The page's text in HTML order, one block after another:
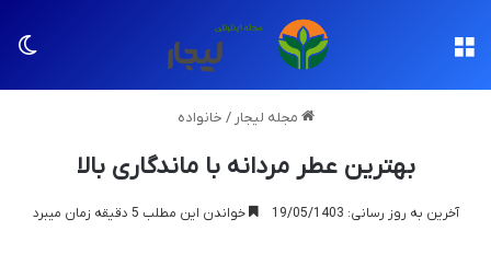
مجله لیجار / خانواده
بهترین عطر مردانه با ماندگاری بالا
آخرین به روز رسانی: 19/05/1403 خواندن این مطلب 5 دقیقه زمان میبرد